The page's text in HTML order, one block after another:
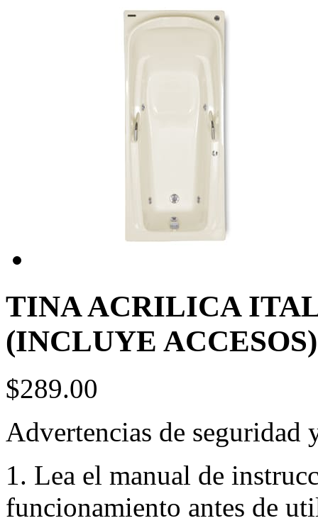
TINA ACRILICA
(INCLUYE ACCESOS)
$289.00
Advertencias de seguridad
1. Lea el manual de
funcionamiento antes de